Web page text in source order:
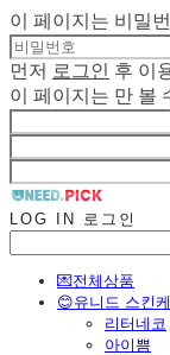
이 페이지는 비밀
먼저 로그인
후 이
이 페이지는 만 볼
LOG IN 로그인
💌전체상품
😊유니드 스킨
리터네코
아이쁨